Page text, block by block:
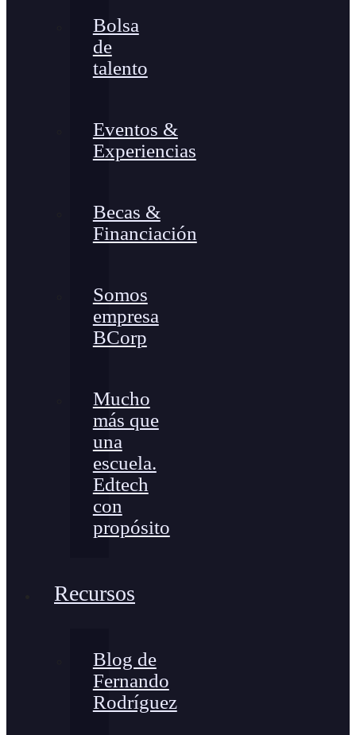
Bolsa
de
talento
Eventos &
Experiencias
Becas &
Financiación
Somos
empresa
BCorp
Mucho
más que
una
escuela.
Edtech
con
propósito
Recursos
Blog de
Fernando
Rodríguez